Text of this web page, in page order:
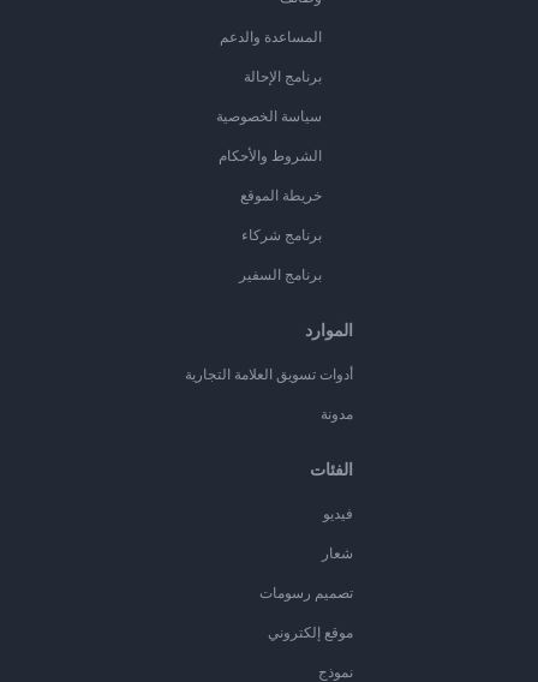
المساعدة والدعم
برنامج الإحالة
سياسة الخصوصية
الشروط والأحكام
خريطة الموقع
برنامج شركاء
برنامج السفير
الموارد
أدوات تسويق العلامة التجارية
مدونة
الفئات
فيديو
شعار
تصميم رسومات
موقع إلكتروني
نموذج